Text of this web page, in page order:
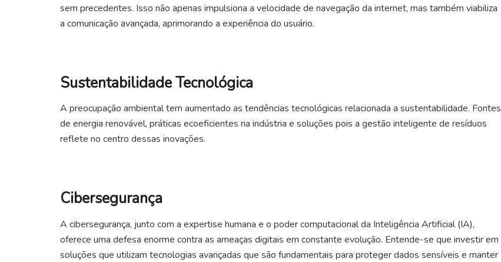
sem precedentes. Isso não apenas impulsiona a velocidade de navegação da internet, mas também viabiliza
a comunicação avançada, aprimorando a experiência do usuário.
Sustentabilidade Tecnológica
A preocupação ambiental tem aumentado as tendências tecnológicas relacionada a sustentabilidade. Fontes
de energia renovável, práticas ecoeficientes na indústria e soluções pois a gestão inteligente de resíduos
reflete no centro dessas inovações.
Cibersegurança
A cibersegurança, junto com a expertise humana e o poder computacional da Inteligência Artificial (IA),
oferece uma defesa enorme contra as ameaças digitais em constante evolução. Entende-se que investir em
soluções que utilizam tecnologias avançadas que são fundamentais para proteger dados sensíveis e manter